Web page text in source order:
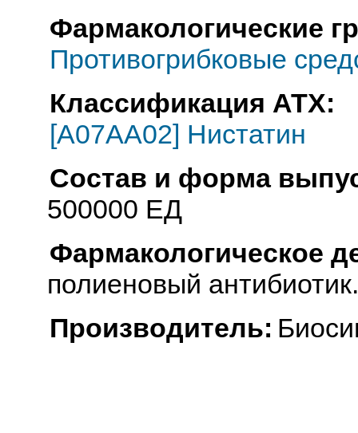
Фармакологические
Противогрибковые
Классификация АТХ:
[A07AA02] Нистатин
Состав и форма
500000 ЕД
Фармакологическое
полиеновый антибиотик.
Производитель: